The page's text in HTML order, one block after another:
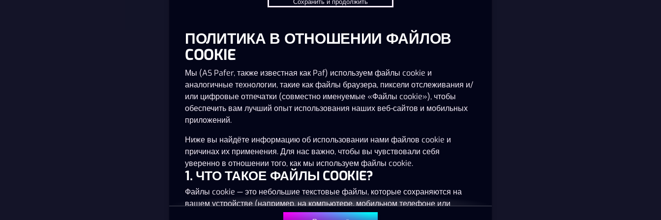
Сохранить и продолжить
ПОЛИТИКА В ОТНОШЕНИИ ФАЙЛОВ
COOKIE
Мы (AS Pafer, также известная как Paf) используем файлы cookie и
аналогичные технологии, такие как файлы браузера, пиксели отслеживания и/
или цифровые отпечатки (совместно именуемые «Файлы cookie»), чтобы
обеспечить вам лучший опыт использования наших веб-сайтов и мобильных
приложений.
Ниже вы найдёте информацию об использовании нами файлов cookie и
причинах их применения. Для нас важно, чтобы вы чувствовали себя
уверенно в отношении того, как мы используем файлы cookie.
1. ЧТО ТАКОЕ ФАЙЛЫ COOKIE?
Файлы cookie — это небольшие текстовые файлы, которые сохраняются на
вашем устройстве (например, на компьютере, мобильном телефоне или
планшете) при посещении наших веб-сайтов. Размещение файлов cookie